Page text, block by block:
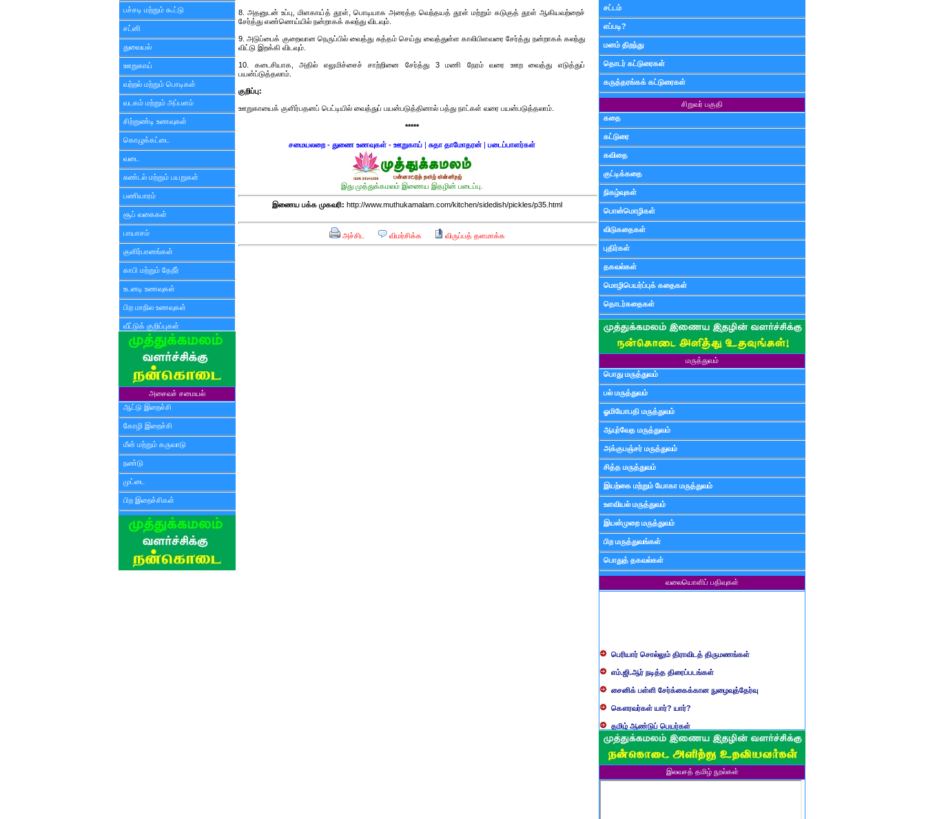
பச்சடி மற்றும் கூட்டு
சட்னி
துவையல்
ஊறுகாய்
வற்றல் மற்றும் பொடிகள்
வடகம் மற்றும் அப்பளம்
சிற்றுண்டி உணவுகள்
கொழுக்கட்டை
வடை
சுண்டல் மற்றும் பயறுகள்
பணியாரம்
சூப் வகைகள்
பாயாசம்
குளிர்பானங்கள்
காபி மற்றும் தேநீர்
உடனடி உணவுகள்
பிற மாநில உணவுகள்
வீட்டுக் குறிப்புகள்
அசைவச் சமையல்
ஆட்டு இறைச்சி
கோழி இறைச்சி
மீன் மற்றும் கருவாடு
நண்டு
முட்டை
பிற இறைச்சிகள்
8. அதனுடன் உப்பு, மிளகாய்த் தூள், பொடியாக அரைத்த வெந்தயத் தூள் மற்றும் கடுகுத் தூள் ஆகியவற்றைச்
சேர்த்து எண்ணெய்யில் நன்றாகக் கலந்து விடவும்.
9. அடுப்பைக் குறைவான நெருப்பில் வைத்து சுத்தம் செய்து வைத்துள்ள காலிபிளவரை சேர்த்து நன்றாகக் கலந்து
விட்டு இறக்கி விடவும்.
10. கடைசியாக, அதில் எலுமிச்சைச் சாற்றினை சேர்த்து 3 மணி நேரம் வரை ஊற வைத்து எடுத்துப்
பயன்ப்டுத்தலாம்.
குறிப்பு:
ஊறுகாயைக் குளிர்பதனப் பெட்டியில் வைத்துப் பயன்படுத்தினால் பத்து நாட்கள் வரை பயன்படுத்தலாம்.
*****
சமையலறை - துணை உணவுகள் - ஊறுகாய்| சுதா தாமோதரன்| படைப்பாளர்கள்
இது முத்துக்கமலம் இணைய இதழின் படைப்பு.
இணைய பக்க முகவரி: http://www.muthukamalam.com/kitchen/sidedish/pickles/p35.html
அச்சிட விமர்சிக்க விருப்பத் தளமாக்க
சட்டம்
எப்படி?
மனம் திறந்து
தொடர் கட்டுரைகள்
கருத்தரங்கக் கட்டுரைகள்
சிறுவர் பகுதி
கதை
கட்டுரை
கவிதை
குட்டிக்கதை
நிகழ்வுகள்
பொன்மொழிகள்
விடுகதைகள்
புதிர்கள்
தகவல்கள்
மொழிபெயர்ப்புக் கதைகள்
தொடர்கதைகள்
மருத்துவம்
பொது மருத்துவம்
பல் மருத்துவம்
ஓமியோபதி மருத்துவம்
ஆயுர்வேத மருத்துவம்
அக்குபஞ்சர் மருத்துவம்
சித்த மருத்துவம்
இயற்கை மற்றும் யோகா மருத்துவம்
உளவியல் மருத்துவம்
இயன்முறை மருத்துவம்
பிற மருத்துவங்கள்
பொதுத் தகவல்கள்
வலையொளிப் பதிவுகள்
எம்.ஜி.ஆர் நடித்த திரைப்படங்கள்
சைனிக் பள்ளி சேர்க்கைக்கான நுழைவுத்தேர்வு
கௌரவர்கள் யார்? யார்?
தமிழ் ஆண்டுப் பெயர்கள்
பிள்ளையார் சுழி வந்தது எப்படி?
வருவது போவது, வந்தால் போகாது, போனால் வராது...?
பண்டைய படைப் பெயர்கள்
ஸ்ரீ அன்னை உணர்த்திய மலர்கள்
இலவசத் தமிழ் நூல்கள்